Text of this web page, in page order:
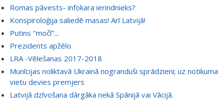
Romas pāvests- infokara ierindnieks?
Konspiroloģija saliedē masas! Arī Latvijā!
Putins "močī"...
Prezidents apžēlo.
LRA -Vēlešanas 2017-2018
Munīcijas noliktavā Ukrainā nogranduši sprādzieni; uz notikuma
vietu devies premjers
Latvijā dzīvošana dārgāka nekā Spānijā vai Vācijā.